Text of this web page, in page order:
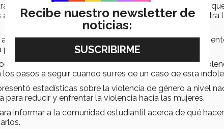
multifactorial de la violencia de género, al tiempo
violencia, las relaciones de pareja y la violencia contra
en las definiciones de acoso, abuso y
una denuncia de acoso sexual.
de Actuación para la Prevención y Atención de
pasos a seguir cuando sufres de un caso de esta
estadísticas sobre la violencia de género a nivel
reducir y enfrentar la violencia hacia las mujeres.
informar a la comunidad estudiantil acerca de qué
Recibe nuestro newsletter de
noticias: